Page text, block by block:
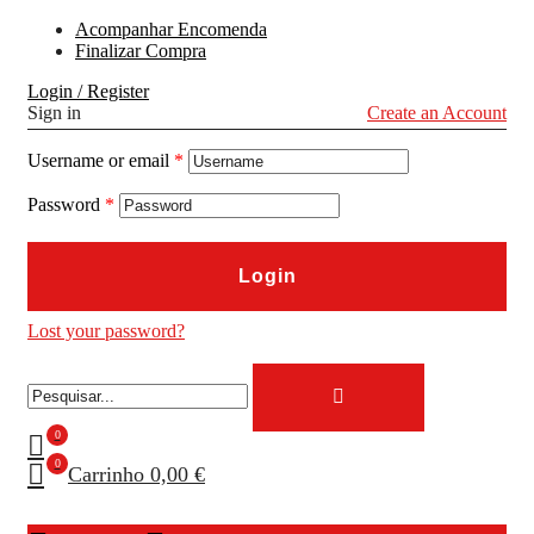
Acompanhar Encomenda
Finalizar Compra
Login / Register
Sign in
Create an Account
Username or email *
Password *
Login
Lost your password?
0
0 Carrinho 0,00 €